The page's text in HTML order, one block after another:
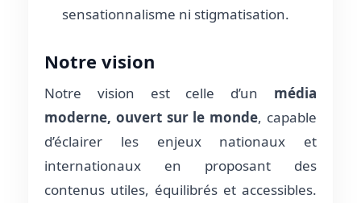
sensationnalisme ni stigmatisation.
Notre vision
Notre vision est celle d’un média
moderne, ouvert sur le monde, capable
d’éclairer les enjeux nationaux et
internationaux en proposant des
contenus utiles, équilibrés et accessibles.